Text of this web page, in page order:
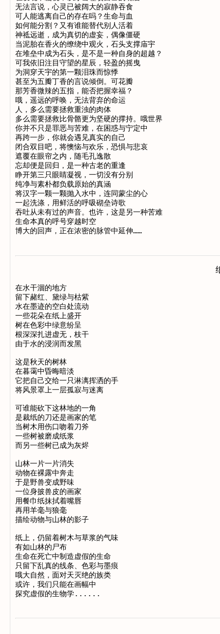
无法言说，心灵已被阔大的寂静吞食
可人能逃离自己的存在吗？生命与血
如何能分割？又有谁能替代别人活着
神祗远逝，成为真切的虚妄，偶像僵硬
当泥胎在香火的缭绕中观火，石头支撑庙宇
在堆垒中成为石头，是不是一种自身的超越？
可我依旧注目守望的星辰，轻盈的摇曳
为洞穿天宇的第一颗泪珠而惊悸
甚至为五瓣丁香的言说倾倒。可花瓣
那芳香微辣的五指，能否把握幸福？
哦，遥远的呼唤，无法背弃的命运
人，多么需要拯救重浊的肉体
多么需要拯救比骨骼更为坚硬的撑持。哦世界
你并不只是罪恶与苦难，在困惑与宁定中
再跨一步，你就会遇见真实的自己
闭合双目吧，将懊恼与欢乐，恐惧与悲哀
遮覆在眼帘之内，随毛孔逸散
忘却便是回归，是一种古老的重逢
睁开第三只眼睛凝视，一切没有分别
纯净与素朴都负载原始的真涵
将汉字一颗一颗抛入水中，连同蒙尘的心
一起洗涤，用鲜活的呼吸砌垒诗歌
吞吐从未有过的声音。也许，这是另一种苦难
生命本真的呼号穿越时空
在水干涸的地方
留下赭红、黛绿与枯紫
水在墨迹的空白处流动
一些花朵在纸上盛开
树在色彩中绿意纷呈
根深深扎进虚无，枝干
由于水的浸润而发黑
这是秋天的树林
在暮霭中昏晦暗淡
它把自己交给一只淋漓挥洒的手
将风景罩上一层孤寂与迷离
可谁能砍下这林地的一角
是裁纸的刀还是画家的笔
当树木用伤口吻着刀斧
一些树被磨成纸浆
而另一些树已成为灰烬
山林一片一片消失
动物在裸露中奔走
于是野兽变成野味
一位身披兽皮的画家
用餐巾纸抹拭着嘴唇
再用羊毫与狼毫
描绘动物与山林的影子
纸上，仍留着树木与草浆的气味
有如山林的尸布
生命在死亡中制造虚假的生命
只留下乱真的线条、色彩与墨痕
哦大自然，面对天灭绝的族类
或许，我们只能在画幅中